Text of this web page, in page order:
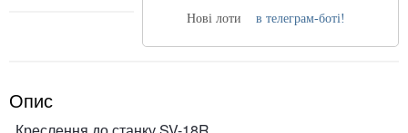
Нові лоти
в телеграм-боті!
Опис